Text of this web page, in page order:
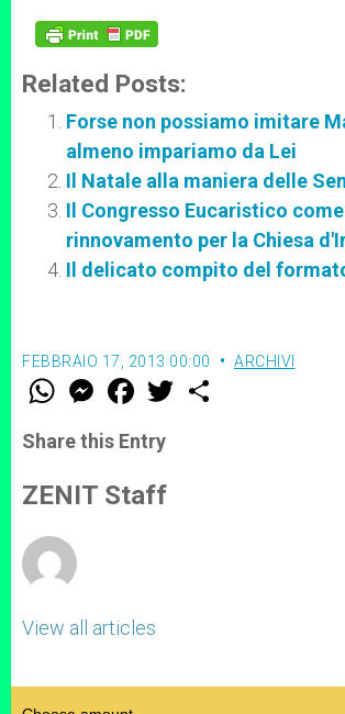
Related Posts:
Forse non possiamo imitare
almeno impariamo da Lei
Il Natale alla maniera delle
Il Congresso Eucaristico
rinnovamento per la Chiesa
Il delicato compito del
FEBBRAIO 17, 2013 00:00 ARCHIVI
W
t
s
p
p
M
e
s
e
g
e
F
a
e
b
o
k
w
Share this Entry
ZENIT Staff
View all articles